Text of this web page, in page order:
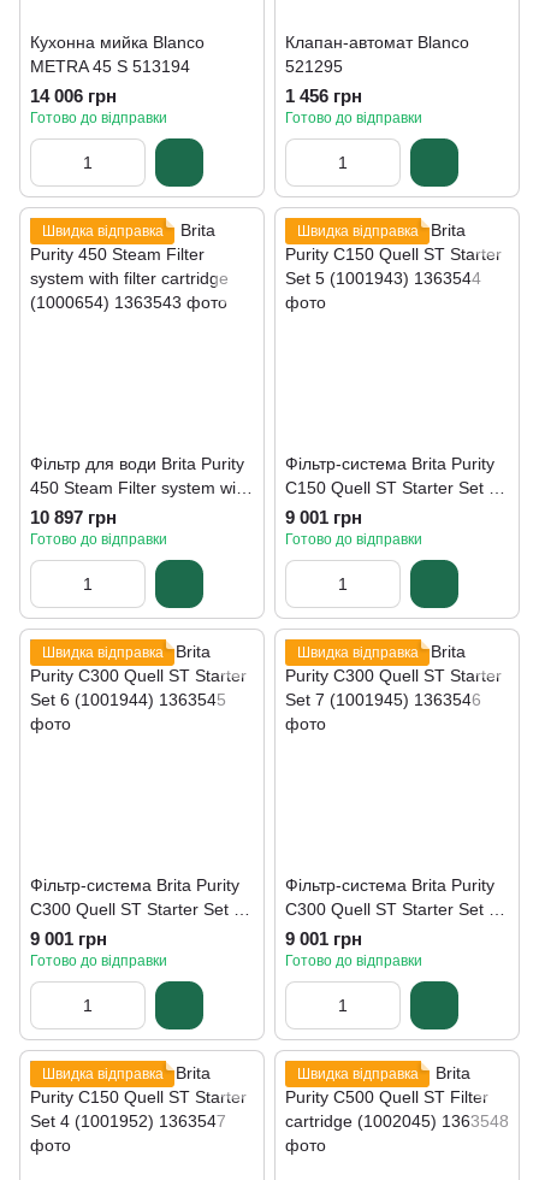
Кухонна мийка Blanco
METRA 45 S 513194
14 006 грн
Готово до відправки
Клапан-автомат Blanco
521295
1 456 грн
Готово до відправки
Швидка відправка
Фільтр для води Brita Purity
450 Steam Filter system with
filter cartridge (1000654)
10 897 грн
Готово до відправки
Швидка відправка
Фільтр-система Brita Purity
C150 Quell ST Starter Set 5
(1001943)
9 001 грн
Готово до відправки
Швидка відправка
Фільтр-система Brita Purity
C300 Quell ST Starter Set 6
(1001944)
9 001 грн
Готово до відправки
Швидка відправка
Фільтр-система Brita Purity
C300 Quell ST Starter Set 7
(1001945)
9 001 грн
Готово до відправки
Швидка відправка Швидка відправка